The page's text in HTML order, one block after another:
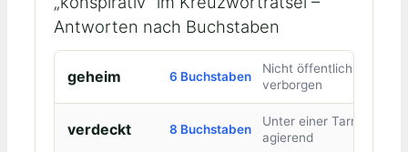
Antworten nach Buchstaben
geheim 6 Buchstaben
Nicht öffentlich,
verborgen
verdeckt 8 Buchstaben
Unter einer Tarnung
agierend